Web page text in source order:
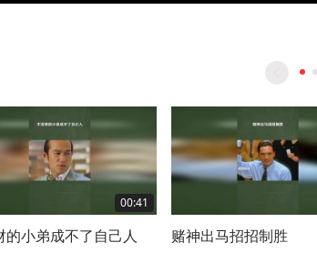
00:41
的小弟成不了自己人 赌神出马招招制胜